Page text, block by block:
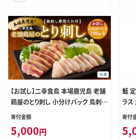
【お試し】二幸食鳥 本場鹿児島 老舗
鶏屋のとり刺し 小分けパック 鳥刺し
専用たれ付 K243-002
寄付金額
5,000円
鮭
ラス
き
葉県
寄付